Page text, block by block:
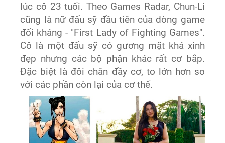
lúc cô 23 tuổi. Theo Games Radar, Chun-Li
cũng là nữ đấu sỹ đầu tiên của dòng game
đối kháng - "First Lady of Fighting Games".
Cô là một đấu sỹ có gương mặt khá xinh
đẹp nhưng các bộ phận khác rất cơ bắp.
Đặc biệt là đôi chân đầy cơ, to lớn hơn so
với các phần còn lại của cơ thể.